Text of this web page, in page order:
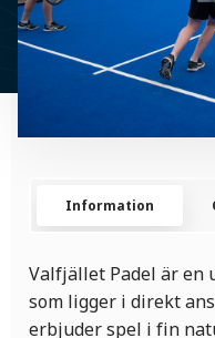
Information
Valfjället Padel är en
som ligger i direkt
erbjuder spel i fin